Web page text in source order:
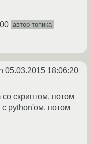
автор топика
05.03.2015 18:06:20
скриптом, потом
python'ом, потом